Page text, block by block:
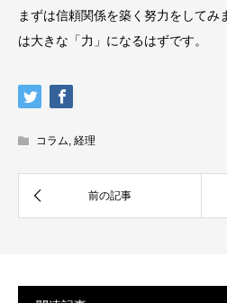
まずは信頼関係を築く努力をして
は大きな「力」になるはずです。
コラム, 経理